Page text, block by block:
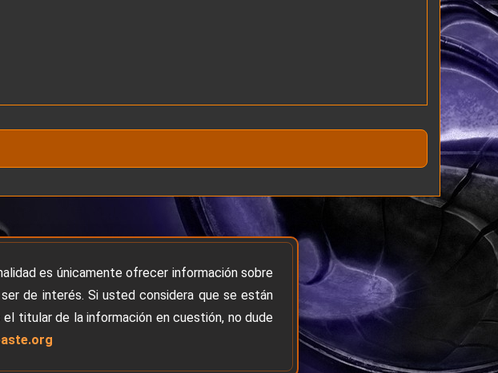
es únicamente ofrecer información sobre
de interés. Si usted considera que se están
titular de la información en cuestión, no dude